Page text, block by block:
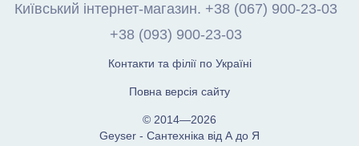
Київський інтернет-магазин. +38 (067) 900-23-03
+38 (093) 900-23-03
Контакти та філії по Україні
Повна версія сайту
© 2014—2026
Geyser - Сантехніка від А до Я